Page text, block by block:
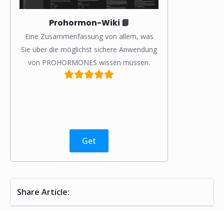
Prohormon-Wiki 📘
Eine Zusammenfassung von allem, was
Sie über die möglichst sichere Anwendung
von PROHORMONES wissen müssen.
Get
Share Article: